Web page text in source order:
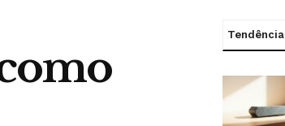
Tendência